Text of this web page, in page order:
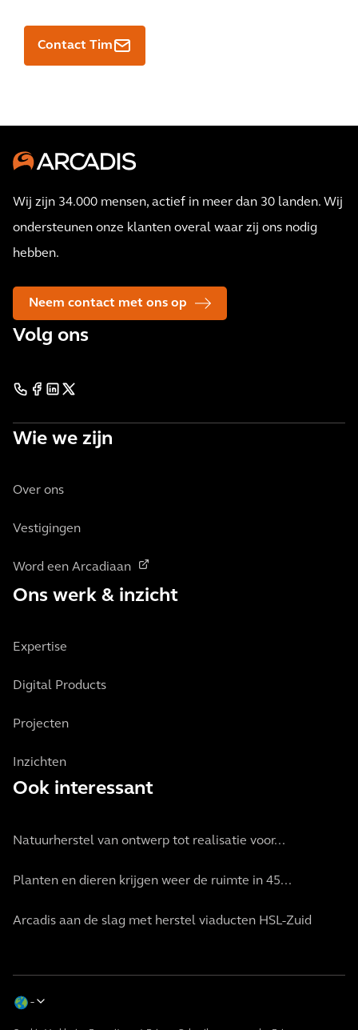
Contact Tim
Wij zijn 34.000 mensen, actief in meer dan 30 landen. Wij
ondersteunen onze klanten overal waar zij ons nodig
hebben.
Neem contact met ons op
Volg ons
Wie we zijn
Over ons
Vestigingen
Word een Arcadiaan
Ons werk & inzicht
Expertise
Digital Products
Projecten
Inzichten
Ook interessant
Natuurherstel van ontwerp tot realisatie voor...
Planten en dieren krijgen weer de ruimte in 45...
Arcadis aan de slag met herstel viaducten HSL-Zuid